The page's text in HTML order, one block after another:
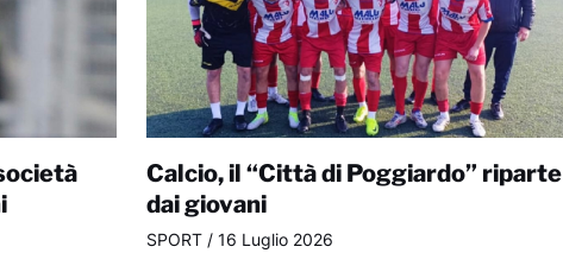
Calcio, il “Città di Poggiardo” riparte
dai giovani
SPORT / 16 Luglio 2026